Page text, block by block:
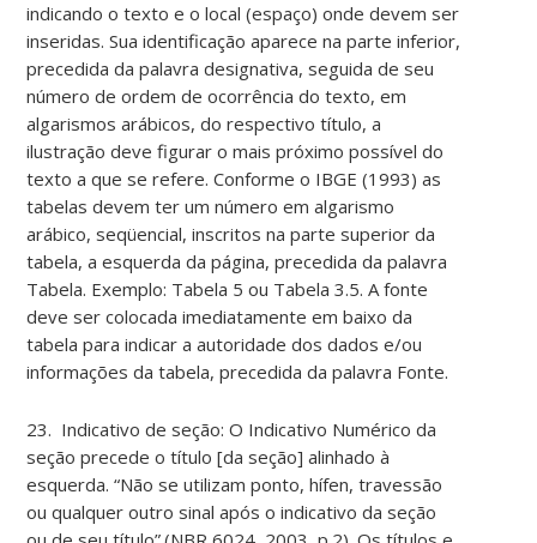
indicando o texto e o local (espaço) onde devem ser
inseridas. Sua identificação aparece na parte inferior,
precedida da palavra designativa, seguida de seu
número de ordem de ocorrência do texto, em
algarismos arábicos, do respectivo título, a
ilustração deve figurar o mais próximo possível do
texto a que se refere. Conforme o IBGE (1993) as
tabelas devem ter um número em algarismo
arábico, seqüencial, inscritos na parte superior da
tabela, a esquerda da página, precedida da palavra
Tabela. Exemplo: Tabela 5 ou Tabela 3.5. A fonte
deve ser colocada imediatamente em baixo da
tabela para indicar a autoridade dos dados e/ou
informações da tabela, precedida da palavra Fonte.
23. Indicativo de seção: O Indicativo Numérico da
seção precede o título [da seção] alinhado à
esquerda. “Não se utilizam ponto, hífen, travessão
ou qualquer outro sinal após o indicativo da seção